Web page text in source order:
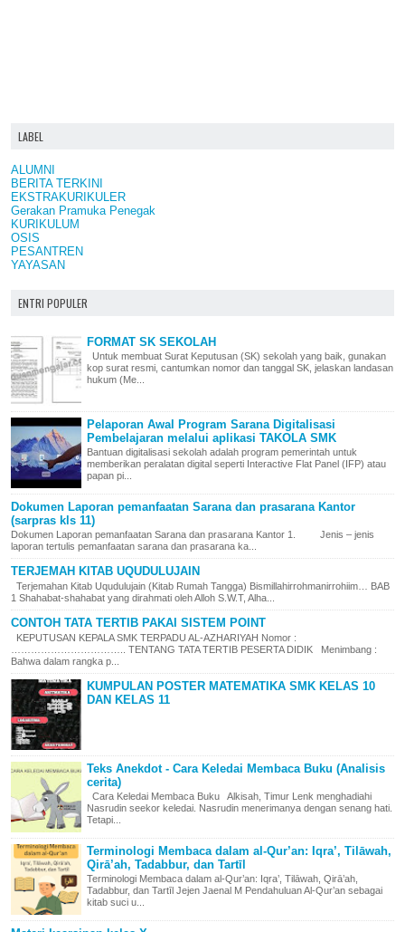
LABEL
ALUMNI
BERITA TERKINI
EKSTRAKURIKULER
Gerakan Pramuka Penegak
KURIKULUM
OSIS
PESANTREN
YAYASAN
ENTRI POPULER
FORMAT SK SEKOLAH
Untuk membuat Surat Keputusan (SK) sekolah yang baik, gunakan
kop surat resmi, cantumkan nomor dan tanggal SK, jelaskan landasan
hukum (Me...
Pelaporan Awal Program Sarana Digitalisasi
Pembelajaran melalui aplikasi TAKOLA SMK
Bantuan digitalisasi sekolah adalah program pemerintah untuk
memberikan peralatan digital seperti Interactive Flat Panel (IFP) atau
papan pi...
Dokumen Laporan pemanfaatan Sarana dan prasarana Kantor
(sarpras kls 11)
Dokumen Laporan pemanfaatan Sarana dan prasarana Kantor 1. Jenis – jenis
laporan tertulis pemanfaatan sarana dan prasarana ka...
TERJEMAH KITAB UQUDULUJAIN
Terjemahan Kitab Uqudulujain (Kitab Rumah Tangga) Bismillahirrohmanirrohiim… BAB
1 Shahabat-shahabat yang dirahmati oleh Alloh S.W.T, Alha...
CONTOH TATA TERTIB PAKAI SISTEM POINT
KEPUTUSAN KEPALA SMK TERPADU AL-AZHARIYAH Nomor :
…………………………….. TENTANG TATA TERTIB PESERTA DIDIK Menimbang :
Bahwa dalam rangka p...
KUMPULAN POSTER MATEMATIKA SMK KELAS 10
DAN KELAS 11
Teks Anekdot - Cara Keledai Membaca Buku (Analisis
cerita)
Cara Keledai Membaca Buku Alkisah, Timur Lenk menghadiahi
Nasrudin seekor keledai. Nasrudin menerimanya dengan senang hati.
Tetapi...
Terminologi Membaca dalam al-Qur’an: Iqra’, Tilāwah,
Qirā’ah, Tadabbur, dan Tartīl
Terminologi Membaca dalam al-Qur’an: Iqra’, Tilāwah, Qirā’ah,
Tadabbur, dan Tartīl Jejen Jaenal M Pendahuluan Al-Qur’an sebagai
kitab suci u...